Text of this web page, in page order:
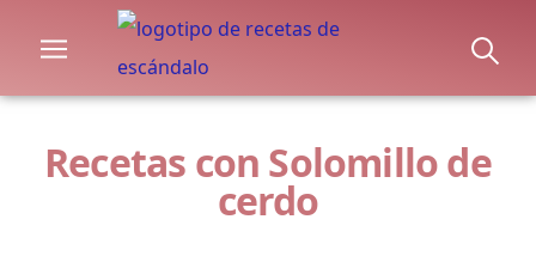
Recetas con Solomillo de
cerdo